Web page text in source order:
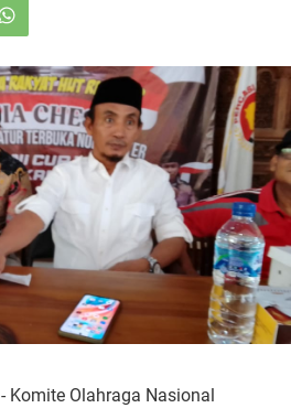
- Komite Olahraga Nasional